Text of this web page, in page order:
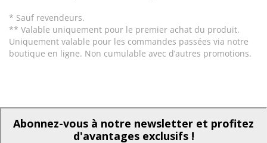
* Sauf revendeurs.
** Valable uniquement pour le premier achat du produit.
Uniquement valable pour les commandes passées via notre
boutique en ligne. Non cumulable avec d’autres promotions.